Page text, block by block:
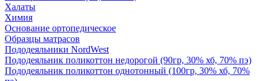
Халаты
Химия
Основание ортопедическое
Образцы матрасов
Пододеяльники NordWest
Пододеяльник поликоттон недорогой (90гр, 30% хб, 70% пэ)
Пододеяльник поликоттон однотонный (100гр, 30% хб, 70%